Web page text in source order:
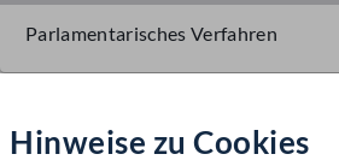
Hilfe
Hinweise zu Cookies
Parlamentarisches Verfahren